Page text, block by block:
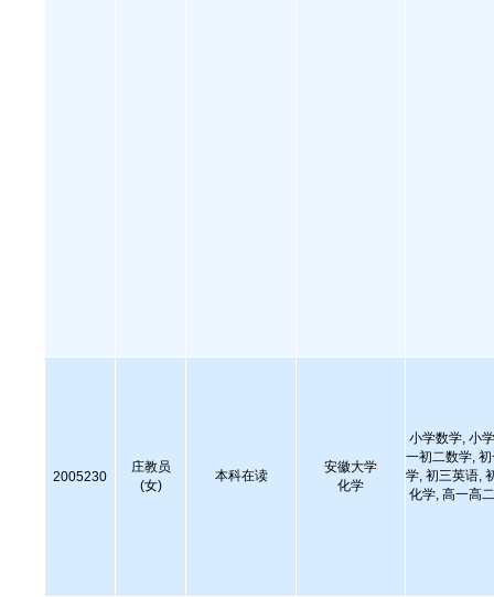
2005230
庄教员
(女)
本科在读
安徽大学
化学
小学数学, 小
一初二数学,
学, 初三英语,
化学, 高一高